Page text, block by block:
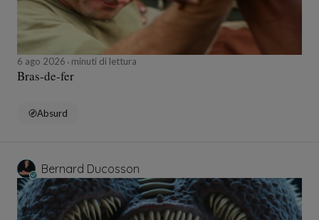
6 ago 2026 minuti di lettura
Bras-de-fer
Absurd
Bernard Ducosson